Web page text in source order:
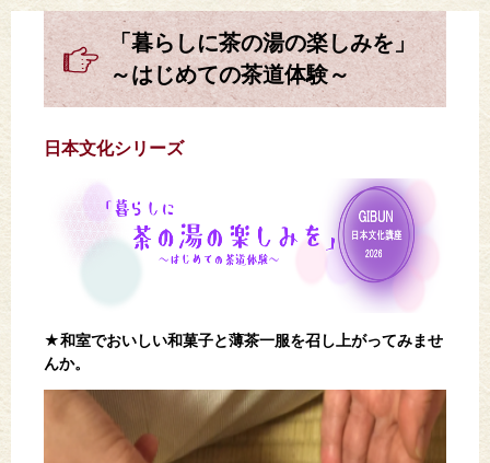
「暮らしに茶の湯の楽しみを」
～はじめての茶道体験～
日本文化シリーズ
★和室でおいしい和菓子と薄茶一服を召し上がってみませ
んか。